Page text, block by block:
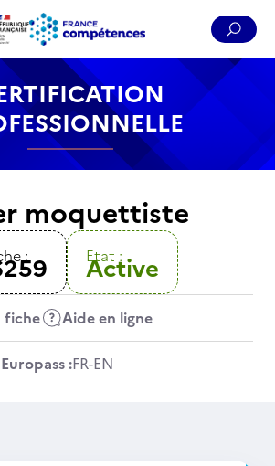
Menu Pied de page
de navigation
moquettiste
: Etat :
Active
fiche Aide en ligne
:FR-EN